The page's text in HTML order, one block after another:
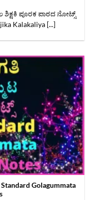
ಪೂರಕ ಪಾಠದ ನೋಟ್ಸ್
Kalakaliya [...]
Golagummata